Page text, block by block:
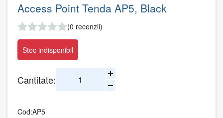
Access Point Tenda AP5, Black
(0 recenzii)
Stoc indisponibil
Cantitate:
Cod:AP5